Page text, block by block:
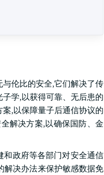
伦比的安全,它们解决了传
学,以获得可靠、无后患的
案,以保障量子后通信协议的
解决方案,以确保国防、金
和政府等各部门对安全通信
解决办法来保护敏感数据免